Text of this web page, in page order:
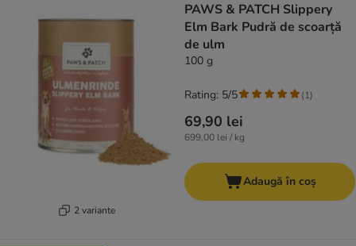
2 variante
PAWS & PATCH Slippery
Elm Bark Pudră de scoarță
de ulm
100 g
69,90 lei
699,00 lei / kg
Rating: 5/5 (1)
Adaugă în coș